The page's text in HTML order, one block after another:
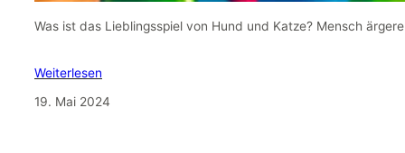
Was ist das Lieblingsspiel von Hund und Katze? Mensch
Weiterlesen
19. Mai 2024